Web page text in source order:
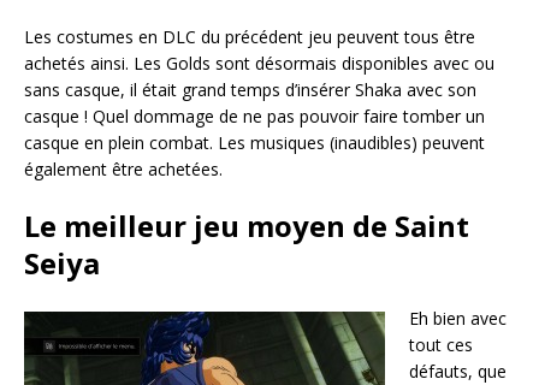
Les costumes en DLC du précédent jeu peuvent tous être
achetés ainsi. Les Golds sont désormais disponibles avec ou
sans casque, il était grand temps d’insérer Shaka avec son
casque ! Quel dommage de ne pas pouvoir faire tomber un
casque en plein combat. Les musiques (inaudibles) peuvent
également être achetées.
Le meilleur jeu moyen de Saint
Seiya
Eh bien avec
tout ces
défauts, que